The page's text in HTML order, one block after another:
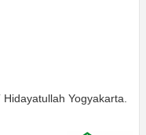
Yogyakarta.